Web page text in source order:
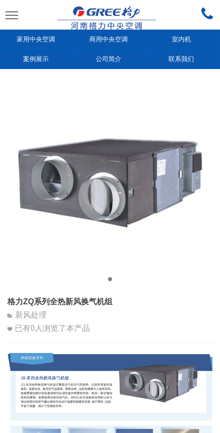
家用中央空调 商用中央空调 室内机
案例展示 公司简介 联系我们
格力ZQ系列全热新风换气机组
新风处理
已有0 人浏览了本产品